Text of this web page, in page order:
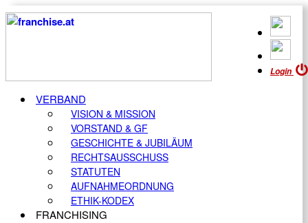
Login
VERBAND
VISION & MISSION
VORSTAND & GF
GESCHICHTE & JUBILÄUM
RECHTSAUSSCHUSS
STATUTEN
AUFNAHMEORDNUNG
ETHIK-KODEX
FRANCHISING